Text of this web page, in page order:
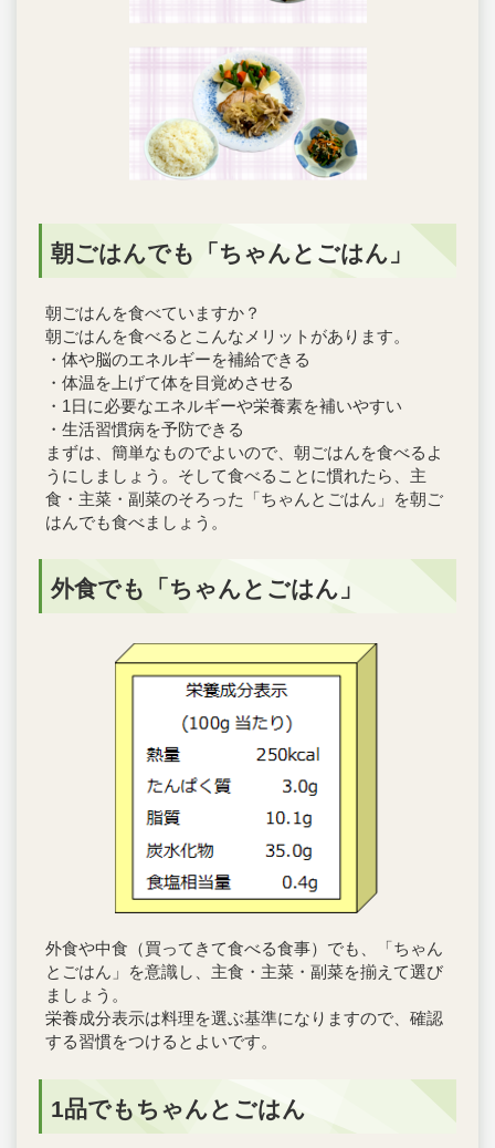
朝ごはんでも「ちゃんとごはん」
朝ごはんを食べていますか？
朝ごはんを食べるとこんなメリットがあります。
・体や脳のエネルギーを補給できる
・体温を上げて体を目覚めさせる
・1日に必要なエネルギーや栄養素を補いやすい
・生活習慣病を予防できる
まずは、簡単なものでよいので、朝ごはんを食べるよ
うにしましょう。そして食べることに慣れたら、主
食・主菜・副菜のそろった「ちゃんとごはん」を朝ご
はんでも食べましょう。
外食でも「ちゃんとごはん」
外食や中食（買ってきて食べる食事）でも、「ちゃん
とごはん」を意識し、主食・主菜・副菜を揃えて選び
ましょう。
栄養成分表示は料理を選ぶ基準になりますので、確認
する習慣をつけるとよいです。
1品でもちゃんとごはん